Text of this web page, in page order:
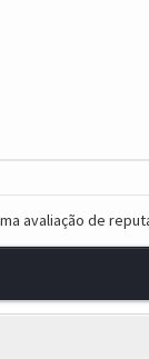
avaliação de